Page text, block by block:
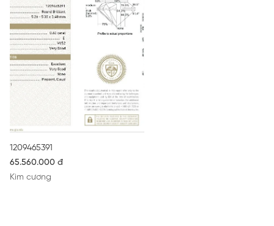
1209465391
65.560.000 đ
Kim cương